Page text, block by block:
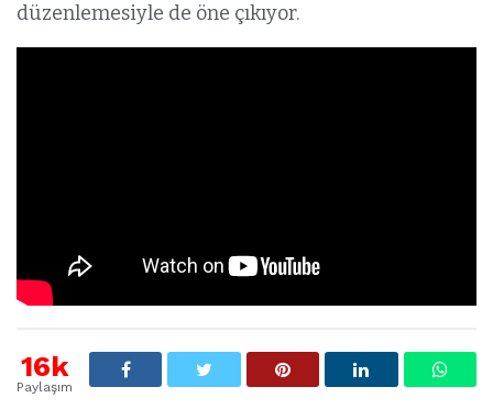
düzenlemesiyle de öne çıkıyor.
16k
Paylaşım